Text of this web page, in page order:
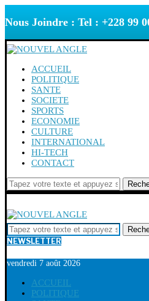
Nous Joindre : Tel : +228 99
ACCUEIL
POLITIQUE
SANTE
SOCIETE
SPORTS
ECONOMIE
CULTURE
INTERNATIONAL
HI-TECH
CONTACT
NEWSLETTER
vendredi 7 août 2026
ACCUEIL
POLITIQUE